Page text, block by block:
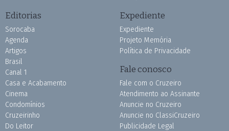
Editorias
Sorocaba
Agenda
Artigos
Brasil
Canal 1
Casa e Acabamento
Cinema
Condomínios
Cruzeirinho
Do Leitor
Expediente
Expediente
Projeto Memória
Política de Privacidade
Fale conosco
Fale com o Cruzeiro
Atendimento ao Assinante
Anuncie no Cruzeiro
Anuncie no ClassiCruzeiro
Publicidade Legal